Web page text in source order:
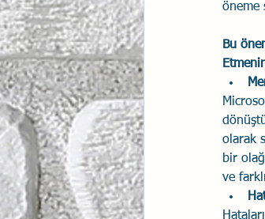
öneme
Bu
olarak
bir
ve